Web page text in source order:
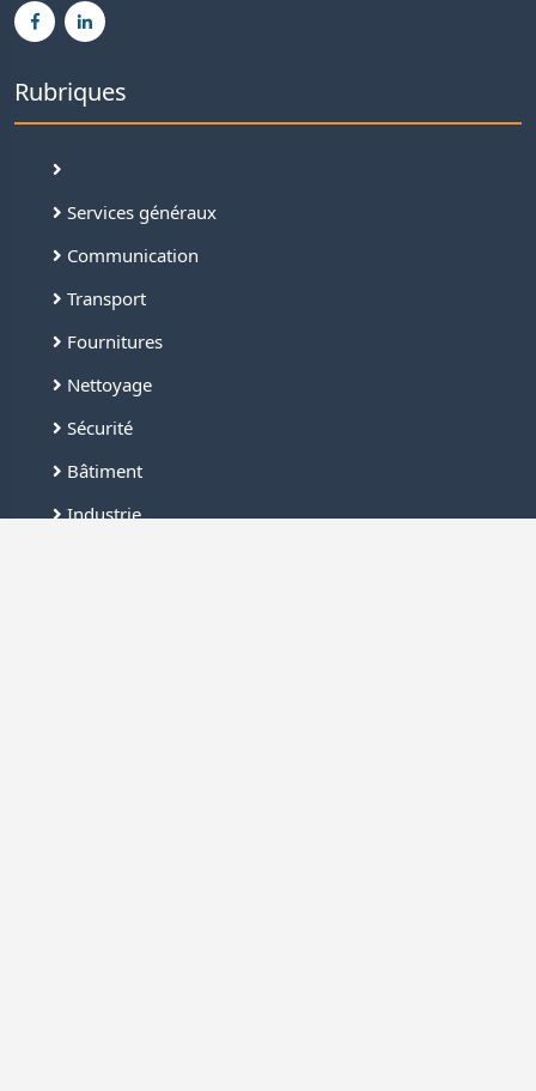
Rubriques
Services généraux
Communication
Transport
Fournitures
Nettoyage
Sécurité
Bâtiment
Industrie